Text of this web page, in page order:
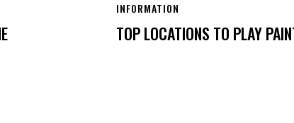
INFORMATION
TOP LOCATIONS TO PLAY